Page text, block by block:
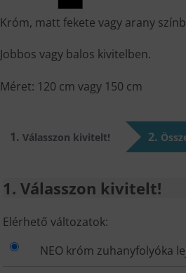
Króm, matt fekete vagy arany
Jobbos vagy balos kivitelben.
Méret: 120 cm vagy 150 cm
1 Válasszon kivitelt! 2
1 Válasszon kivitelt!
VÁLASSZON
KIVITELT!
Elérhető változatok:
NEO króm zuhanyfolyóka